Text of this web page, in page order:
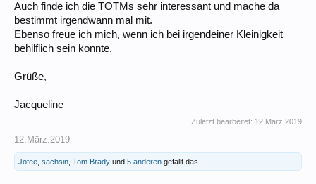
Auch finde ich die TOTMs sehr interessant und mache da
bestimmt irgendwann mal mit.
Ebenso freue ich mich, wenn ich bei irgendeiner Kleinigkeit
behilflich sein konnte.
Grüße,
Jacqueline
Zuletzt bearbeitet: 12.März.2019
12.März.2019
Jofee sachsin Tom Brady und 5 anderen gefällt das.